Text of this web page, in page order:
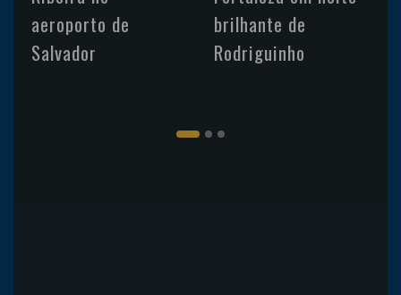
aeroporto de
Salvador
brilhante de
Rodriguinho